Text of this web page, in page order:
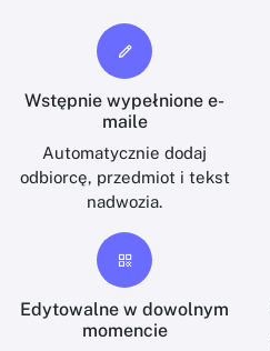
Wstępnie wypełnione e-
maile
Automatycznie dodaj
odbiorcę, przedmiot i tekst
nadwozia.
Edytowalne w dowolnym
momencie